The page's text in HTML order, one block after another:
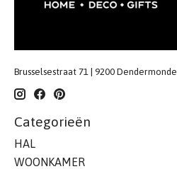
Brusselsestraat 71 | 9200 Dendermonde
Categorieën
HAL
WOONKAMER